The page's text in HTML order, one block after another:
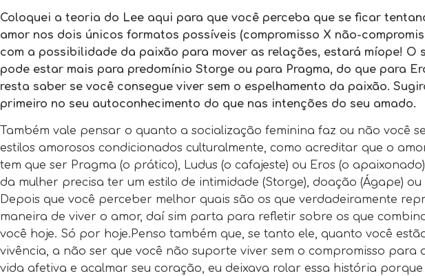
Coloquei a teoria do Lee aqui para que você perceba que se ficar
amor nos dois únicos formatos possíveis (compromisso X não-
com a possibilidade da paixão para mover as relações, estará míope! O
pode estar mais para predomínio Storge ou para Pragma, do que para
resta saber se você consegue viver sem o espelhamento da paixão.
primeiro no seu autoconhecimento do que nas intenções do seu amado.
Também vale pensar o quanto a socialização feminina faz ou não você
estilos amorosos condicionados culturalmente, como acreditar que o
tem que ser Pragma (o prático), Ludus (o cafajeste) ou Eros (o
da mulher precisa ter um estilo de intimidade (Storge), doação (Ágape) ou
Depois que você perceber melhor quais são os que verdadeiramente
maneira de viver o amor, daí sim parta para refletir sobre os que
você hoje. Só por hoje.Penso também que, se tanto ele, quanto você
vivência, a não ser que você não suporte viver sem o compromisso para
vida afetiva e acalmar seu coração, eu deixava rolar essa história